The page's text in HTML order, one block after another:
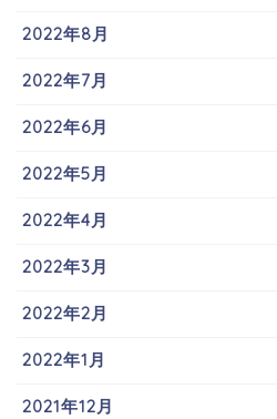
2022年8月
2022年7月
2022年6月
2022年5月
2022年4月
2022年3月
2022年2月
2022年1月
2021年12月